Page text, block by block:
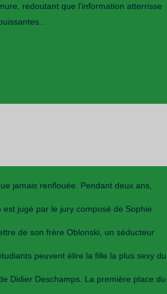
redoutant que l’information atterrisse
jamais renflouée. Pendant deux ans,
jugé par le jury composé de Sophie
de son frère Oblonski, un séducteur
peuvent élire la fille la plus sexy du
Didier Deschamps. La première place du